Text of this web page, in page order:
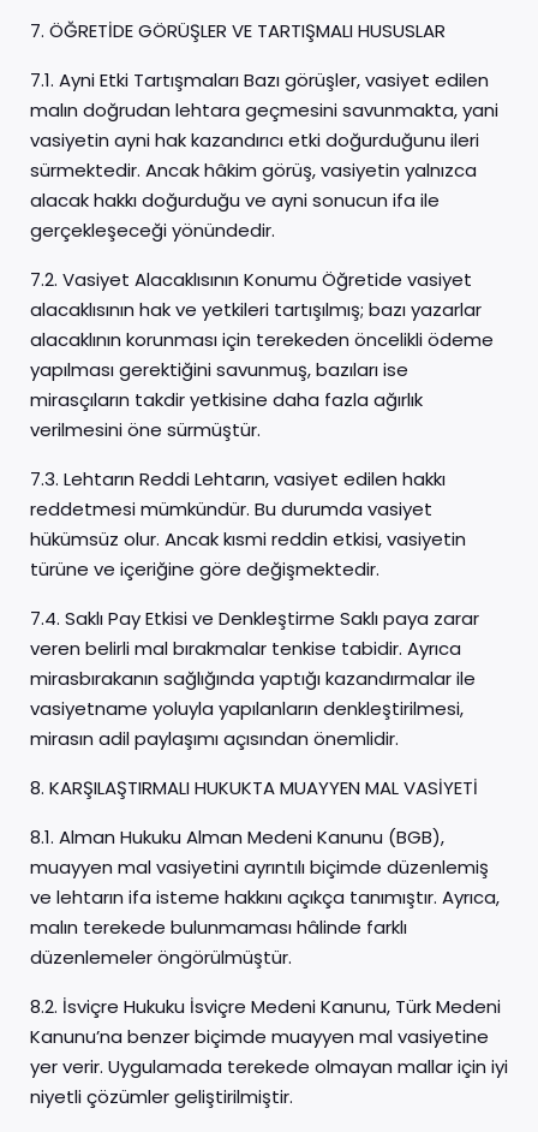
7. ÖĞRETİDE GÖRÜŞLER VE TARTIŞMALI HUSUSLAR
7.1. Ayni Etki Tartışmaları Bazı görüşler, vasiyet edilen
malın doğrudan lehtara geçmesini savunmakta, yani
vasiyetin ayni hak kazandırıcı etki doğurduğunu ileri
sürmektedir. Ancak hâkim görüş, vasiyetin yalnızca
alacak hakkı doğurduğu ve ayni sonucun ifa ile
gerçekleşeceği yönündedir.
7.2. Vasiyet Alacaklısının Konumu Öğretide vasiyet
alacaklısının hak ve yetkileri tartışılmış; bazı yazarlar
alacaklının korunması için terekeden öncelikli ödeme
yapılması gerektiğini savunmuş, bazıları ise
mirasçıların takdir yetkisine daha fazla ağırlık
verilmesini öne sürmüştür.
7.3. Lehtarın Reddi Lehtarın, vasiyet edilen hakkı
reddetmesi mümkündür. Bu durumda vasiyet
hükümsüz olur. Ancak kısmi reddin etkisi, vasiyetin
türüne ve içeriğine göre değişmektedir.
7.4. Saklı Pay Etkisi ve Denkleştirme Saklı paya zarar
veren belirli mal bırakmalar tenkise tabidir. Ayrıca
mirasbırakanın sağlığında yaptığı kazandırmalar ile
vasiyetname yoluyla yapılanların denkleştirilmesi,
mirasın adil paylaşımı açısından önemlidir.
8. KARŞILAŞTIRMALI HUKUKTA MUAYYEN MAL VASİYETİ
8.1. Alman Hukuku Alman Medeni Kanunu (BGB),
muayyen mal vasiyetini ayrıntılı biçimde düzenlemiş
ve lehtarın ifa isteme hakkını açıkça tanımıştır. Ayrıca,
malın terekede bulunmaması hâlinde farklı
düzenlemeler öngörülmüştür.
8.2. İsviçre Hukuku İsviçre Medeni Kanunu, Türk Medeni
Kanunu’na benzer biçimde muayyen mal vasiyetine
yer verir. Uygulamada terekede olmayan mallar için iyi
niyetli çözümler geliştirilmiştir.